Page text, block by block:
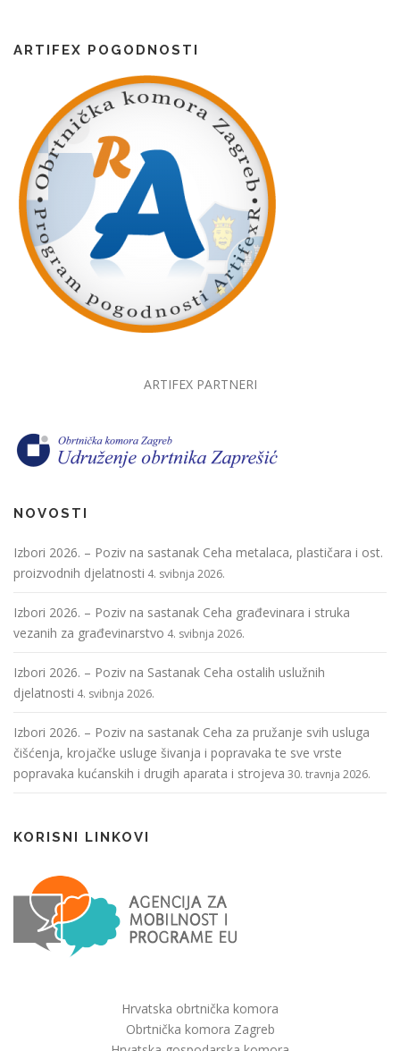
ARTIFEX POGODNOSTI
ARTIFEX PARTNERI
NOVOSTI
Izbori 2026. – Poziv na sastanak Ceha metalaca, plastičara i ost.
proizvodnih djelatnosti 4. svibnja 2026.
Izbori 2026. – Poziv na sastanak Ceha građevinara i struka
vezanih za građevinarstvo 4. svibnja 2026.
Izbori 2026. – Poziv na Sastanak Ceha ostalih uslužnih
djelatnosti 4. svibnja 2026.
Izbori 2026. – Poziv na sastanak Ceha za pružanje svih usluga
čišćenja, krojačke usluge šivanja i popravaka te sve vrste
popravaka kućanskih i drugih aparata i strojeva 30. travnja 2026.
KORISNI LINKOVI
Hrvatska obrtnička komora
Obrtnička komora Zagreb